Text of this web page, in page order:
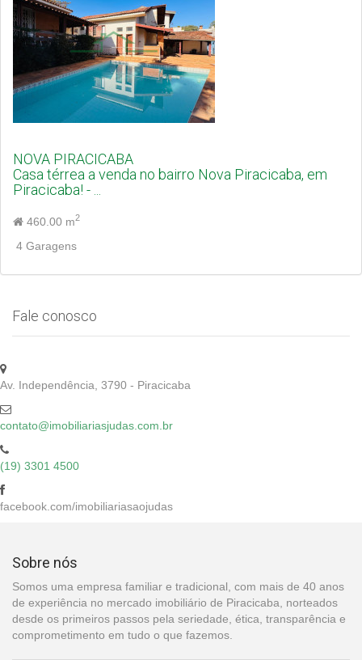
NOVA PIRACICABA
Casa térrea a venda no bairro Nova Piracicaba, em
Piracicaba! - ...
460.00 m2
4 Garagens
Fale conosco
Av. Independência, 3790 - Piracicaba
contato@imobiliariasjudas.com.br
(19) 3301 4500
facebook.com/imobiliariasaojudas
Sobre nós
Somos uma empresa familiar e tradicional, com mais de 40 anos
de experiência no mercado imobiliário de Piracicaba, norteados
desde os primeiros passos pela seriedade, ética, transparência e
comprometimento em tudo o que fazemos.